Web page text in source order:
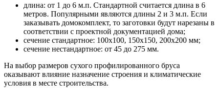
длина: от 1 до 6 м.п. Стандартной считается длина в 6
метров. Популярными являются длины 2 и 3 м.п. Если
заказывать домокомплект, то заготовки будут нарезаны в
соответствии с проектной документацией дома;
сечение стандартное: 100х100, 150х150, 200х200 мм;
сечение нестандартное: от 45 до 275 мм.
На выбор размеров сухого профилированного бруса
оказывают влияние назначение строения и климатические
условия в месте строительства.